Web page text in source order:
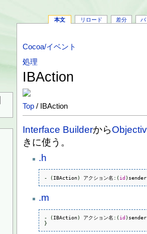
本文 リロード 差分 バ
Cocoa/イベント
処理
IBAction
Top / IBAction
Interface Builderから
きに使う。
.h
- (IBAction) アクション名 : (id )
.m
- (IBAction) アクション名 : (id ) sender
}